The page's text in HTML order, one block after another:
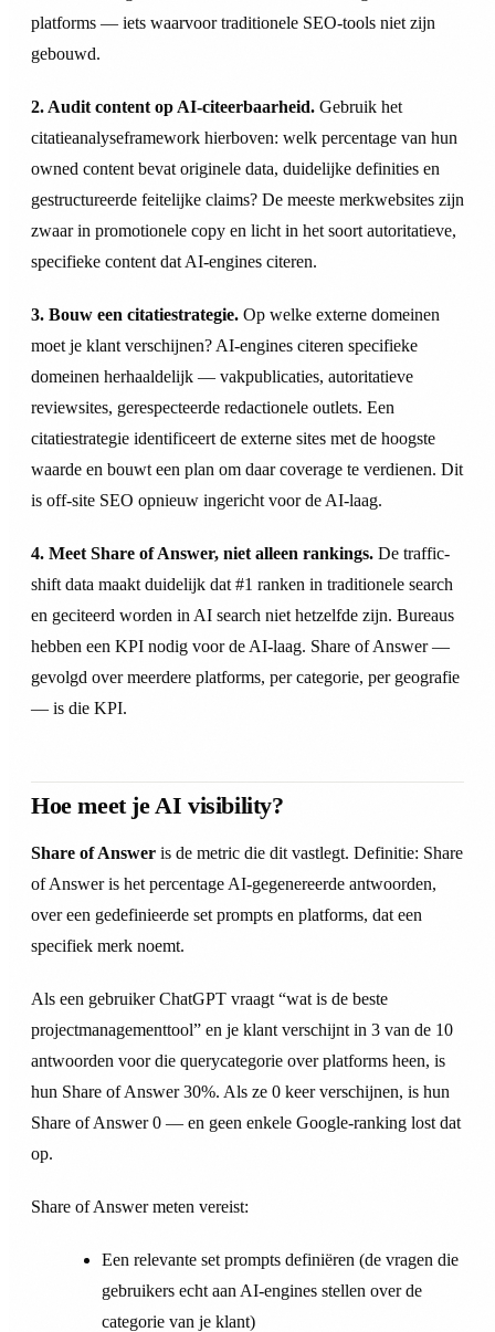
platforms — iets waarvoor traditionele SEO-tools niet zijn
gebouwd.
2. Audit content op AI-citeerbaarheid. Gebruik het
citatieanalyseframework hierboven: welk percentage van hun
owned content bevat originele data, duidelijke definities en
gestructureerde feitelijke claims? De meeste merkwebsites zijn
zwaar in promotionele copy en licht in het soort autoritatieve,
specifieke content dat AI-engines citeren.
3. Bouw een citatiestrategie. Op welke externe domeinen
moet je klant verschijnen? AI-engines citeren specifieke
domeinen herhaaldelijk — vakpublicaties, autoritatieve
reviewsites, gerespecteerde redactionele outlets. Een
citatiestrategie identificeert de externe sites met de hoogste
waarde en bouwt een plan om daar coverage te verdienen. Dit
is off-site SEO opnieuw ingericht voor de AI-laag.
4. Meet Share of Answer, niet alleen rankings. De traffic-
shift data maakt duidelijk dat #1 ranken in traditionele search
en geciteerd worden in AI search niet hetzelfde zijn. Bureaus
hebben een KPI nodig voor de AI-laag. Share of Answer —
gevolgd over meerdere platforms, per categorie, per geografie
— is die KPI.
Hoe meet je AI visibility?
Share of Answer is de metric die dit vastlegt. Definitie: Share
of Answer is het percentage AI-gegenereerde antwoorden,
over een gedefinieerde set prompts en platforms, dat een
specifiek merk noemt.
Als een gebruiker ChatGPT vraagt “wat is de beste
projectmanagementtool” en je klant verschijnt in 3 van de 10
antwoorden voor die querycategorie over platforms heen, is
hun Share of Answer 30%. Als ze 0 keer verschijnen, is hun
Share of Answer 0 — en geen enkele Google-ranking lost dat
op.
Share of Answer meten vereist:
Een relevante set prompts definiëren (de vragen die
gebruikers echt aan AI-engines stellen over de
categorie van je klant)